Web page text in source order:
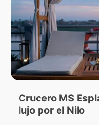
Crucero MS
lujo por el Nilo